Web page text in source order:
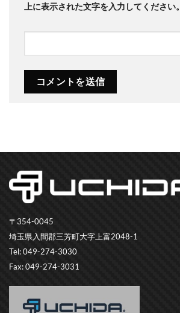
上に表示された文字を入力してください。
〒354-0045
埼玉県入間郡三芳町大字上富2048-1
Tel: 049-274-3030
Fax: 049-274-3031